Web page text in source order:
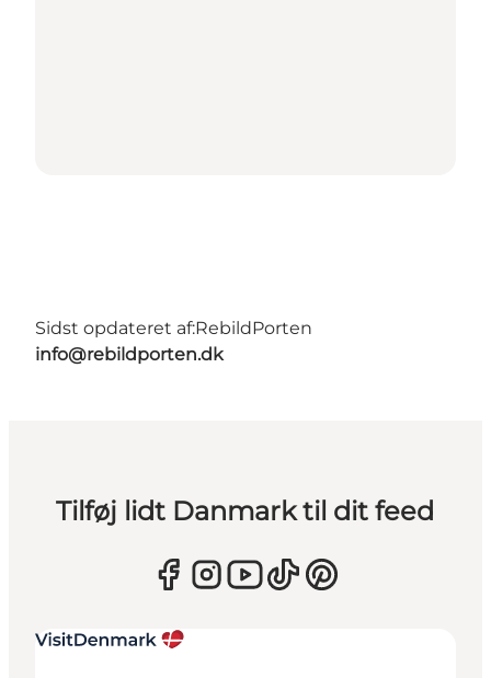
Sidst opdateret af:RebildPorten
info@rebildporten.dk
Tilføj lidt Danmark til dit feed